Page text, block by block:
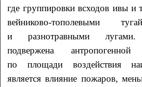
где группировки всходов ивы и
вейниково-тополевыми
и разнотравными лугами.
подвержена антропогенной
по площади воздействия
является влияние пожаров,